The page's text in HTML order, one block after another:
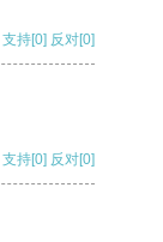
支持[0] 反对[0]
支持[0] 反对[0]